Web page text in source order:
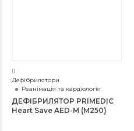
Дефібрилятори
Реанімація та кардіологія
ДЕФІБРИЛЯТОР PRIMEDIС
Heart Save AED-М (M250)